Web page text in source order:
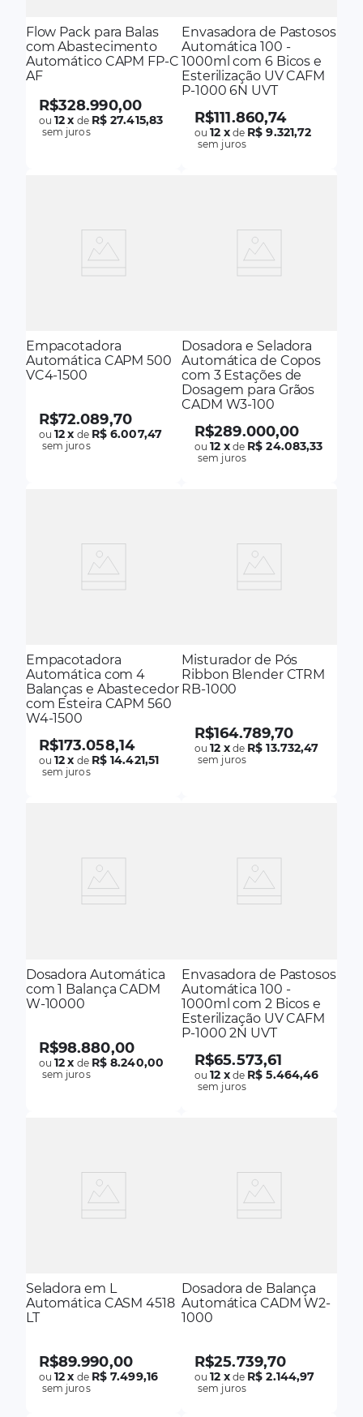
Flow Pack para Balas
com Abastecimento
Automático CAPM FP-C
AF
R$328.990,00
ou12x de R$ 27.415,83
sem juros
Envasadora de Pastosos
Automática 100 -
1000ml com 6 Bicos e
Esterilização UV CAFM
P-1000 6N UVT
R$111.860,74
ou12 xde R$ 9.321,72
sem juros
Empacotadora
Automática CAPM 500
VC4-1500
R$72.089,70
ou12x de R$ 6.007,47
sem juros
Dosadora e Seladora
Automática de Copos
com 3 Estações de
Dosagem para Grãos
CADM W3-100
R$289.000,00
ou12 xde R$ 24.083,33
sem juros
Empacotadora
Automática com 4
Balanças e Abastecedor
com Esteira CAPM 560
W4-1500
R$173.058,14
ou12x de R$ 14.421,51
sem juros
Misturador de Pós
Ribbon Blender CTRM
RB-1000
R$164.789,70
ou12 xde R$ 13.732,47
sem juros
Dosadora Automática
com 1 Balança CADM
W-10000
R$98.880,00
ou12x de R$ 8.240,00
sem juros
Envasadora de Pastosos
Automática 100 -
1000ml com 2 Bicos e
Esterilização UV CAFM
P-1000 2N UVT
R$65.573,61
ou12 xde R$ 5.464,46
sem juros
Seladora em L
Automática CASM 4518
LT
R$89.990,00
ou12x de R$ 7.499,16
sem juros
Dosadora de Balança
Automática CADM W2-
1000
R$25.739,70
ou12 xde R$ 2.144,97
sem juros